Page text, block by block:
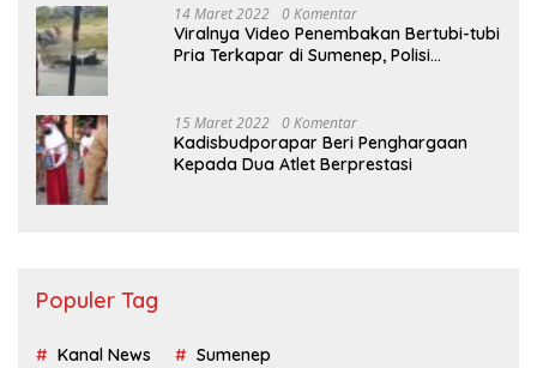
14 Maret 2022 0 Komentar
Viralnya Video Penembakan Bertubi-tubi
Pria Terkapar di Sumenep, Polisi
15 Maret 2022 0 Komentar
Kadisbudporapar Beri Penghargaan
Kepada Dua Atlet Berprestasi
Populer Tag
Kanal News Sumenep